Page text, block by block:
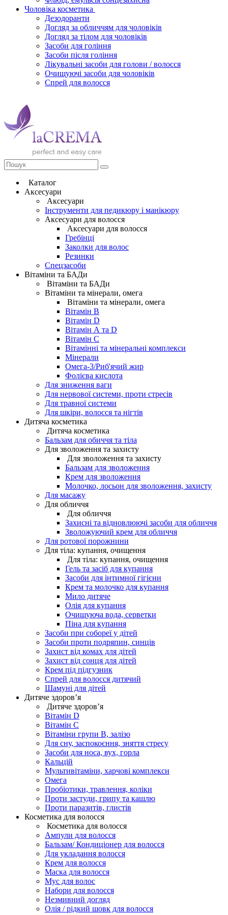
Чоловіка косметика
Дезодоранти
Догляд за обличчям для чоловіків
Догляд за тілом для чоловіків
Засоби для гоління
Засоби після гоління
Лікувальні засоби для голови / волосся
Очищуючі засоби для чоловіків
Спрей для волосся
Каталог
Аксесуари
Аксесуари
Інструменти для педикюру і манікюру
Аксесуари для волосся
Аксесуари для волосся
Гребінці
Заколки для волос
Резинки
Спецзасоби
Вітаміни та БАДи
Вітаміни та БАДи
Вітаміни та мінерали, омега
Вітаміни та мінерали, омега
Вітамін B
Вітамін D
Вітамін А та D
Вітамін С
Вітамінні та мінеральні комплекси
Мінерали
Омега-3/Риб'ячий жир
Фолієва кислота
Для зниження ваги
Для нервової системи, проти стресів
Для травної системи
Для шкіри, волосся та нігтів
Дитяча косметика
Дитяча косметика
Бальзам для обиччя та тіла
Для зволоження та захисту
Для зволоження та захисту
Бальзам для зволоження
Крем для зволоження
Молочко, лосьон для зволоження, захисту
Для масажу
Для обличчя
Для обличчя
Захисні та відновлюючі засоби для обличчя
Зволожуючий крем для обличчя
Для ротової порожнини
Для тіла: купання, очищення
Для тіла: купання, очищення
Гель та засіб для купання
Засоби для інтимної гігієни
Крем та молочко для купання
Мило дитяче
Олія для купання
Очищуюча вода, серветки
Піна для купання
Засоби при собореї у дітей
Засоби проти подряпин, синців
Захист від комах для дітей
Захист від сонця для дітей
Крем під підгузник
Спрей для волосся дитячий
Шамуні для дітей
Дитяче здоров’я
Дитяче здоров’я
Вітамін D
Вітамін С
Вітаміни групи В, залізо
Для сну, заспокоєння, зняття стресу
Засоби для носа, вух, горла
Кальцій
Мультивітаміни, харчові комплекси
Омега
Пробіотики, травлення, коліки
Проти застуди, грипу та кашлю
Проти паразитів, глистів
Косметика для волосся
Косметика для волосся
Ампули для волосся
Бальзам/ Кондиціонер для волосся
Для укладання волосся
Крем для волосся
Маска для волосся
Мус для волос
Набори для волосся
Незмивний догляд
Олія / рідкий шовк для волосся